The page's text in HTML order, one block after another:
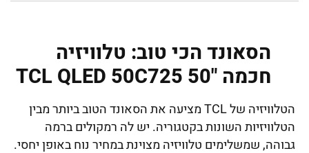
הסאונד הכי טוב: טלוויזיה
חכמה "50 TCL QLED 50C725
הטלוויזיה של TCL מציעה את הסאונד הטוב ביותר מבין
הטלוויזיות השונות בקטגוריה. יש לה רמקולים ברמה
גבוהה, שמשלימים טלוויזיה מצוינת במחיר נוח באופן יחסי.